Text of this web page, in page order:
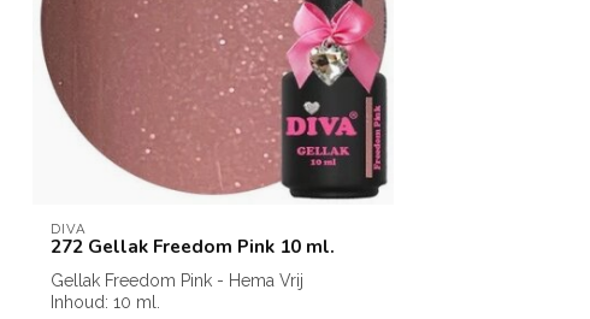
DIVA
272 Gellak Freedom Pink 10 ml.
Gellak Freedom Pink - Hema Vrij
Inhoud: 10 ml.